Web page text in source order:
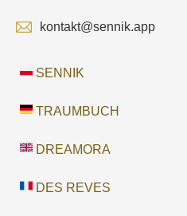
kontakt@sennik.app
SENNIK
TRAUMBUCH
DREAMORA
DES REVES